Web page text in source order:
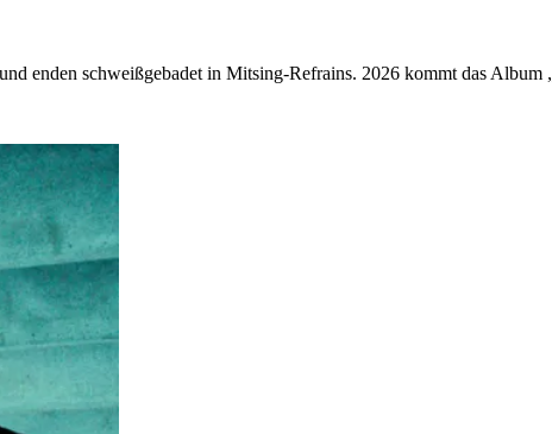
enden schweißgebadet in Mitsing-Refrains. 2026 kommt das Album